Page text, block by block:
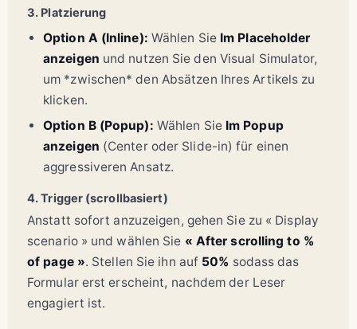
3. Platzierung
Option A (Inline): Wählen Sie Im Placeholder
anzeigen und nutzen Sie den Visual Simulator,
um *zwischen* den Absätzen Ihres Artikels zu
klicken.
Option B (Popup): Wählen Sie Im Popup
anzeigen (Center oder Slide-in) für einen
aggressiveren Ansatz.
4. Trigger (scrollbasiert)
Anstatt sofort anzuzeigen, gehen Sie zu « Display
scenario » und wählen Sie « After scrolling to %
of page ». Stellen Sie ihn auf 50% sodass das
Formular erst erscheint, nachdem der Leser
engagiert ist.